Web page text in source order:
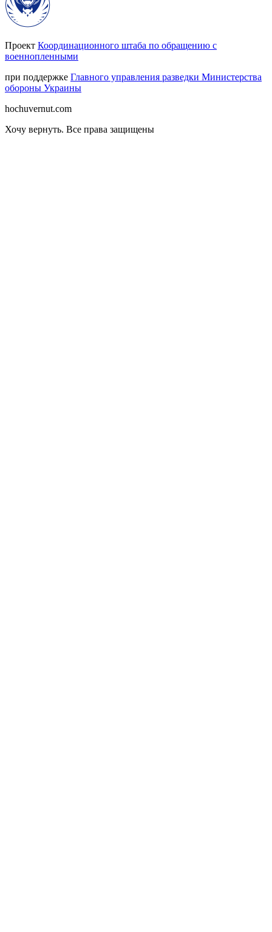
Проект Координационного штаба по обращению с
военнопленными
при поддержке Главного управления разведки Министерства
обороны Украины
hochuvernut.com
Хочу вернуть. Все права защищены